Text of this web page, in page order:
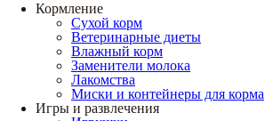
Кормление
Сухой корм
Ветеринарные диеты
Влажный корм
Заменители молока
Лакомства
Миски и контейнеры для корма
Игры и развлечения